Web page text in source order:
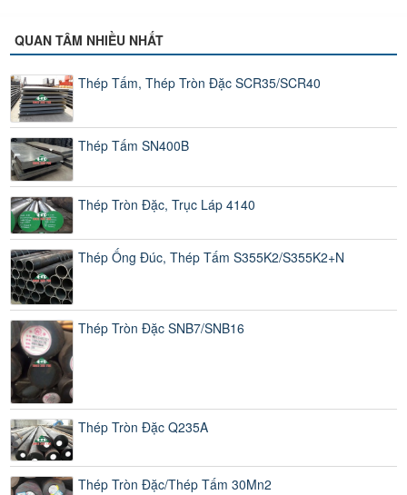
QUAN TÂM NHIỀU NHẤT
Thép Tấm, Thép Tròn Đặc SCR35/SCR40
Thép Tấm SN400B
Thép Tròn Đặc, Trục Láp 4140
Thép Ống Đúc, Thép Tấm S355K2/S355K2+N
Thép Tròn Đặc SNB7/SNB16
Thép Tròn Đặc Q235A
Thép Tròn Đặc/Thép Tấm 30Mn2